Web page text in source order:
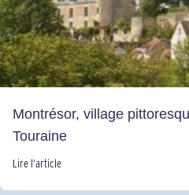
Montrésor, village
Touraine
Lire l’article